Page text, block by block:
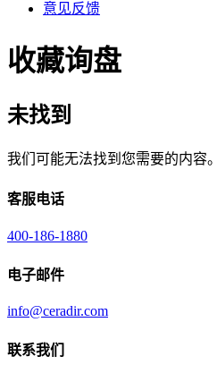
意见反馈
收藏询盘
未找到
我们可能无法找到您需要的内容
客服电话
400-186-1880
电子邮件
info@ceradir.com
联系我们